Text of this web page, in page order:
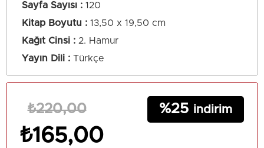
Sayfa Sayısı
120
Kitap Boyutu
13,50 x 19,50 cm
Kağıt Cinsi
2. Hamur
Yayın Dili
Türkçe
₺220,00
₺165,00
25